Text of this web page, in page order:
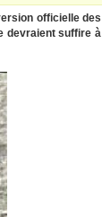
officielle des
devraient suffire à